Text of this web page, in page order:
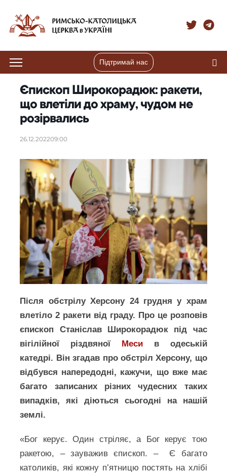
Підтримай нас
Єпископ Широкорадюк: ракети,
що влетіли до храму, чудом не
розірвались
26.12.202209:00
Після обстрілу Херсону 24 грудня у храм
влетіло 2 ракети від граду. Про це розповів
єпископ Станіслав Широкорадюк під час
вігілійної різдвяної Меси в одеській
катедрі. Він згадав про обстріл Херсону, що
відбувся напередодні, кажучи, що вже має
багато записаних різних чудесних таких
випадків, які діються сьогодні на нашій
землі.
«Бог керує. Один стріляє, а Бог керує тою
ракетою, – зауважив єпископ. – Є багато
католиків, які кожну п’ятницю постять на хлібі